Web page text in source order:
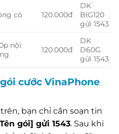
có 120.000đ
DK
BIG120
gửi 1543
nội
120.000đ
DK
D60G
gửi 1543
cước VinaPhone
bạn chỉ cần soạn tin
gói] gửi 1543. Sau khi